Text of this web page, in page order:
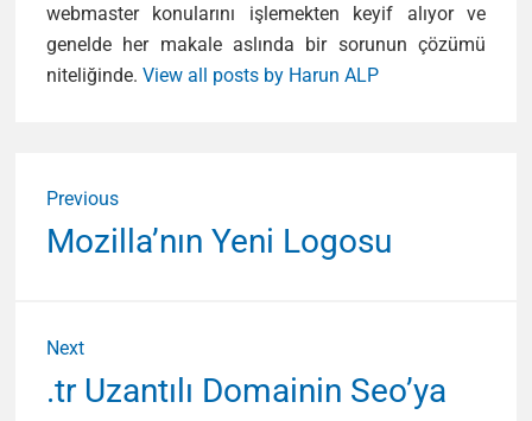
webmaster konularını işlemekten keyif alıyor ve
genelde her makale aslında bir sorunun çözümü
niteliğinde. View all posts by Harun ALP
gezinmesi
Previous
Previous
post:
Mozilla’nın Yeni Logosu
Next
Next
post:
.tr Uzantılı Domainin Seo’ya